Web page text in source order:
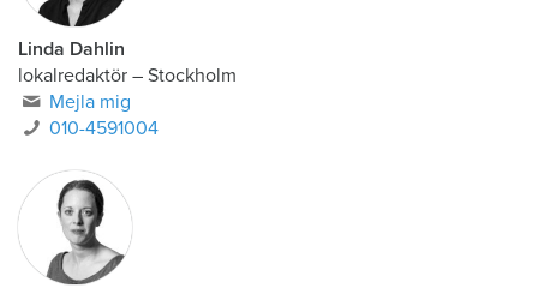
Linda Dahlin
lokalredaktör – Stockholm
Mejla mig
010-4591004